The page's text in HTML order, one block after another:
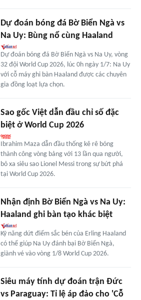
Dự đoán bóng đá Bờ Biển Ngà vs
Na Uy: Bùng nổ cùng Haaland
Dự đoán bóng đá Bờ Biển Ngà vs Na Uy, vòng
32 đội World Cup 2026, lúc 0h ngày 1/7: Na Uy
với cỗ máy ghi bàn Haaland được các chuyên
gia đồng loạt lựa chọn.
Sao gốc Việt dẫn đầu chỉ số đặc
biệt ở World Cup 2026
Ibrahim Maza dẫn đầu thống kê rê bóng
thành công vòng bảng với 13 lần qua người,
bỏ xa siêu sao Lionel Messi trong sự bứt phá
tại World Cup 2026.
Nhận định Bờ Biển Ngà vs Na Uy:
Haaland ghi bàn tạo khác biệt
Kỹ năng dứt điểm sắc bén của Erling Haaland
có thể giúp Na Uy đánh bại Bờ Biển Ngà,
giành vé vào vòng 1/8 World Cup 2026.
Siêu máy tính dự đoán trận Đức
vs Paraguay: Tỉ lệ áp đảo cho 'Cỗ